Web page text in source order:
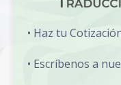
• Haz tu
• Escríbenos a